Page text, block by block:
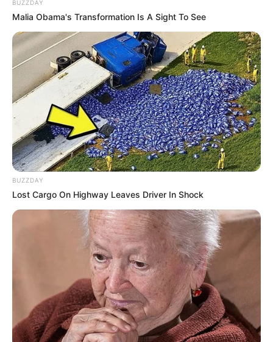
INSPIRASI
10 Hobi Aneh yang Pernah Ada,
Melukis Meme Hingga Memahat
Pokemon
Penulis: mira | 10 Juli 2022
ditengah-tengah rutinitas yang itu-itu saja.
Hobi bisa memberikan kesenangan tersendiri sehingga tak jarang
orang melakukan kesenangannya walaupun dilakukan dengan
Apalagi untuk orang-orang yang senang dengan barang tersebut,
mengoleksi barang anehpun bisa terjadi.
Diantara hobi yang mainstream misalnya bersepeda, menulis atau
memanjat tebing adapula hobi-hobi yang tak biasa dilakukan.
BUZZDAY
Malia Obama's Transformation Is A Sight To See
BUZZDAY
Lost Cargo On Highway Leaves Driver In Shock